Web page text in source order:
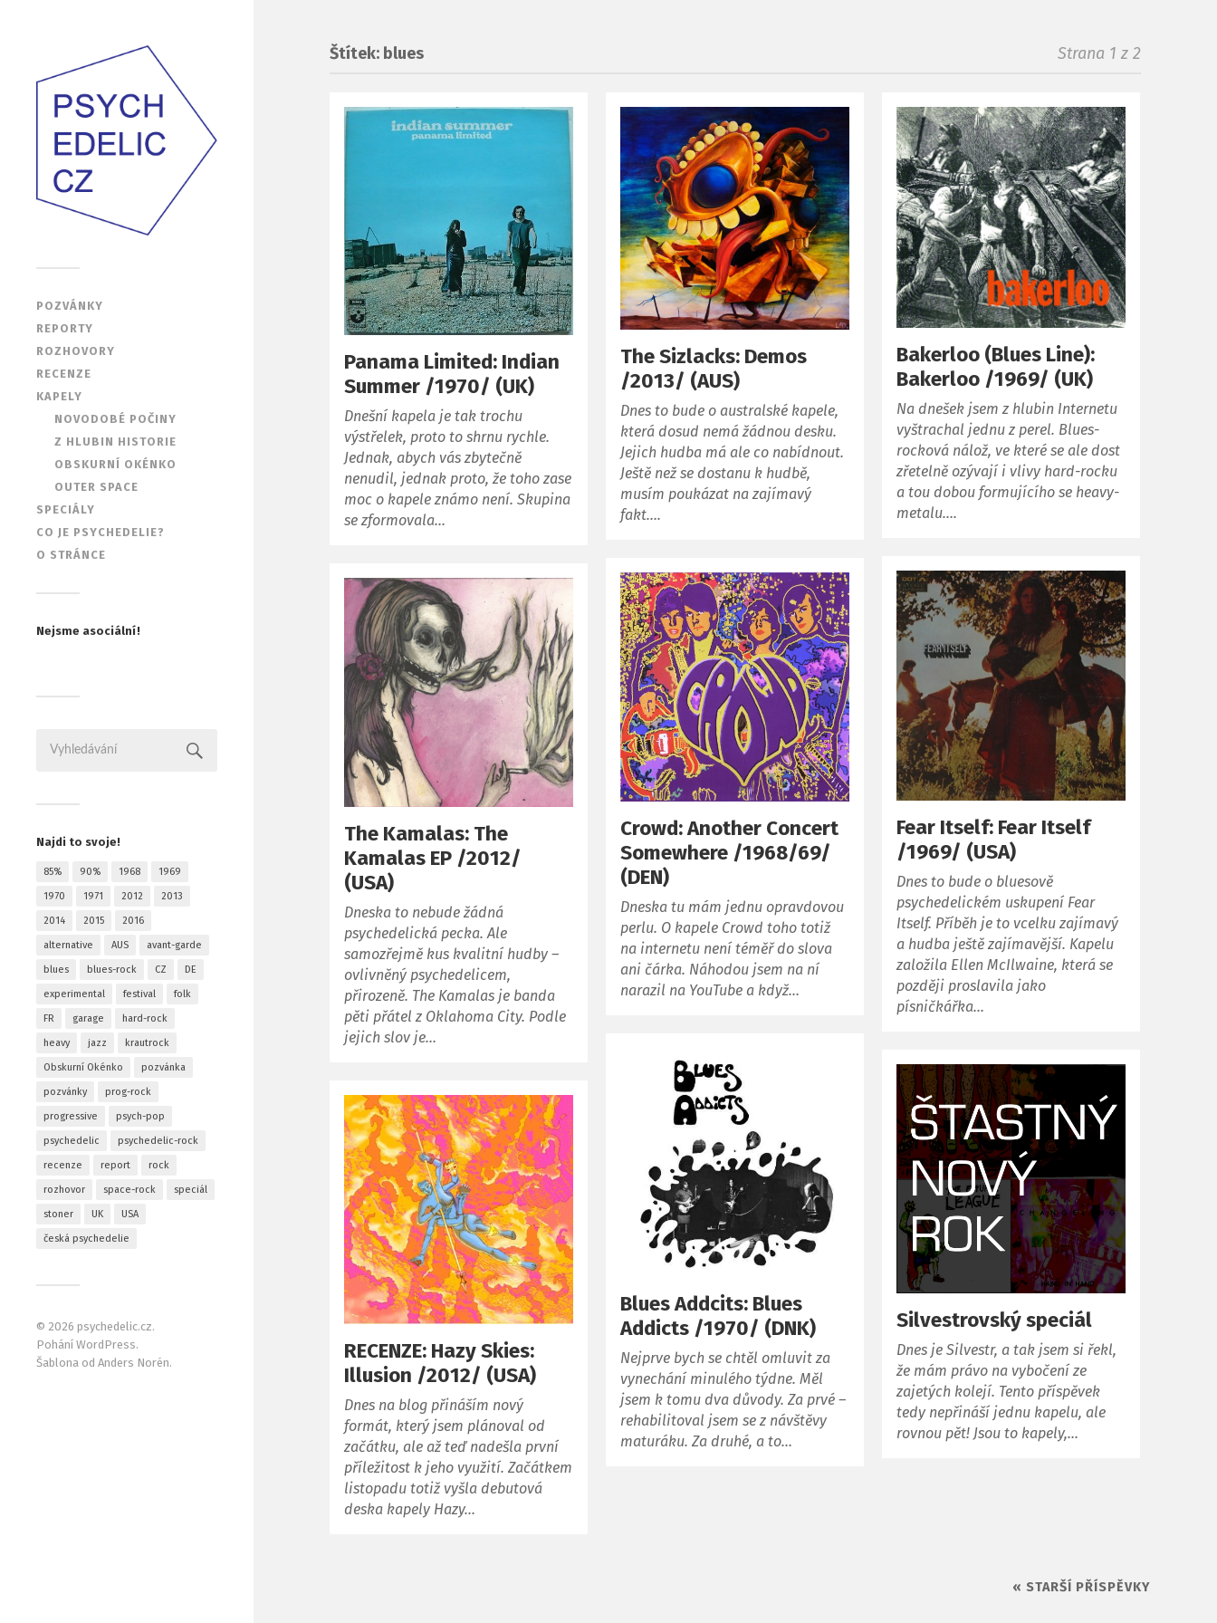
POZVÁNKY
REPORTY
ROZHOVORY
RECENZE
KAPELY
NOVODOBÉ POČINY
Z HLUBIN HISTORIE
OBSKURNÍ OKÉNKO
OUTER SPACE
SPECIÁLY
CO JE PSYCHEDELIE?
O STRÁNCE
Nejsme asociální!
Najdi to svoje!
85% 90% 1968 1969
1970 1971 2012 2013
2014 2015 2016
alternative AUS avant-garde
blues blues-rock CZ DE
experimental festival folk
FR garage hard-rock
heavy jazz krautrock
Obskurní Okénko pozvánka
pozvánky prog-rock
progressive psych-pop
psychedelic psychedelic-rock
recenze report rock
rozhovor space-rock speciál
stoner UK USA
česká psychedelie
© 2026 psychedelic.cz.
Pohání WordPress.
Šablona od Anders Norén.
Štítek: blues Strana 1 z 2
Panama Limited: Indian
Summer /1970/ (UK)
Dnešní kapela je tak trochu
výstřelek, proto to shrnu rychle.
Jednak, abych vás zbytečně
nenudil, jednak proto, že toho zase
moc o kapele známo není. Skupina
se zformovala…
The Sizlacks: Demos
/2013/ (AUS)
Dnes to bude o australské kapele,
která dosud nemá žádnou desku.
Jejich hudba má ale co nabídnout.
Ještě než se dostanu k hudbě,
musím poukázat na zajímavý
fakt….
Bakerloo (Blues Line):
Bakerloo /1969/ (UK)
Na dnešek jsem z hlubin Internetu
vyštrachal jednu z perel. Blues-
rocková nálož, ve které se ale dost
zřetelně ozývají i vlivy hard-rocku
a tou dobou formujícího se heavy-
metalu….
Fear Itself: Fear Itself
/1969/ (USA)
Dnes to bude o bluesově
psychedelickém uskupení Fear
Itself. Příběh je to vcelku zajímavý
a hudba ještě zajímavější. Kapelu
založila Ellen McIlwaine, která se
později proslavila jako
písničkářka…
Crowd: Another Concert
Somewhere /1968/69/
(DEN)
Dneska tu mám jednu opravdovou
perlu. O kapele Crowd toho totiž
na internetu není téměř do slova
ani čárka. Náhodou jsem na ní
narazil na YouTube a když…
The Kamalas: The
Kamalas EP /2012/
(USA)
Dneska to nebude žádná
psychedelická pecka. Ale
samozřejmě kus kvalitní hudby –
ovlivněný psychedelicem,
přirozeně. The Kamalas je banda
pěti přátel z Oklahoma City. Podle
jejich slov je…
Blues Addcits: Blues
Addicts /1970/ (DNK)
Nejprve bych se chtěl omluvit za
vynechání minulého týdne. Měl
jsem k tomu dva důvody. Za prvé –
rehabilitoval jsem se z návštěvy
maturáku. Za druhé, a to…
Silvestrovský speciál
Dnes je Silvestr, a tak jsem si řekl,
že mám právo na vybočení ze
zajetých kolejí. Tento příspěvek
tedy nepřináší jednu kapelu, ale
rovnou pět! Jsou to kapely,…
RECENZE: Hazy Skies:
Illusion /2012/ (USA)
Dnes na blog přináším nový
formát, který jsem plánoval od
začátku, ale až teď nadešla první
příležitost k jeho využití. Začátkem
listopadu totiž vyšla debutová
deska kapely Hazy…
« STARŠÍ PŘÍSPĚVKY